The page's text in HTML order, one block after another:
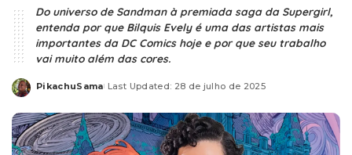
Do universo de Sandman à premiada saga da Supergirl,
entenda por que Bilquis Evely é uma das artistas mais
importantes da DC Comics hoje e por que seu trabalho
vai muito além das cores.
Posted
PikachuSama Last Updated: 28 de julho de 2025